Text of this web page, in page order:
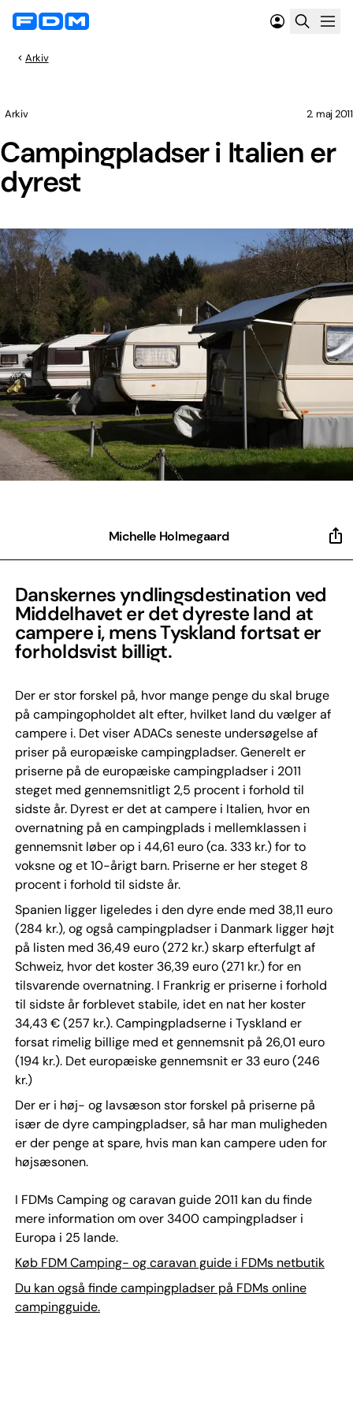
Arkiv
Campingpladser i Italien er
dyrest
Arkiv 2. maj 2011
Michelle Holmegaard
Danskernes yndlingsdestination ved
Middelhavet er det dyreste land at
campere i, mens Tyskland fortsat er
forholdsvist billigt.
Der er stor forskel på, hvor mange penge du skal bruge
på campingopholdet alt efter, hvilket land du vælger af
campere i. Det viser ADACs seneste undersøgelse af
priser på europæiske campingpladser. Generelt er
priserne på de europæiske campingpladser i 2011
steget med gennemsnitligt 2,5 procent i forhold til
sidste år. Dyrest er det at campere i Italien, hvor en
overnatning på en campingplads i mellemklassen i
gennemsnit løber op i 44,61 euro (ca. 333 kr.) for to
voksne og et 10-årigt barn. Priserne er her steget 8
procent i forhold til sidste år.
Spanien ligger ligeledes i den dyre ende med 38,11 euro
(284 kr.), og også campingpladser i Danmark ligger højt
på listen med 36,49 euro (272 kr.) skarp efterfulgt af
Schweiz, hvor det koster 36,39 euro (271 kr.) for en
tilsvarende overnatning. I Frankrig er priserne i forhold
til sidste år forblevet stabile, idet en nat her koster
34,43 € (257 kr.). Campingpladserne i Tyskland er
forsat rimelig billige med et gennemsnit på 26,01 euro
(194 kr.). Det europæiske gennemsnit er 33 euro (246
kr.)
Der er i høj- og lavsæson stor forskel på priserne på
især de dyre campingpladser, så har man muligheden
er der penge at spare, hvis man kan campere uden for
højsæsonen.
I FDMs Camping og caravan guide 2011 kan du finde
mere information om over 3400 campingpladser i
Europa i 25 lande.
Køb FDM Camping- og caravan guide i FDMs netbutik
Du kan også finde campingpladser på FDMs online
campingguide.